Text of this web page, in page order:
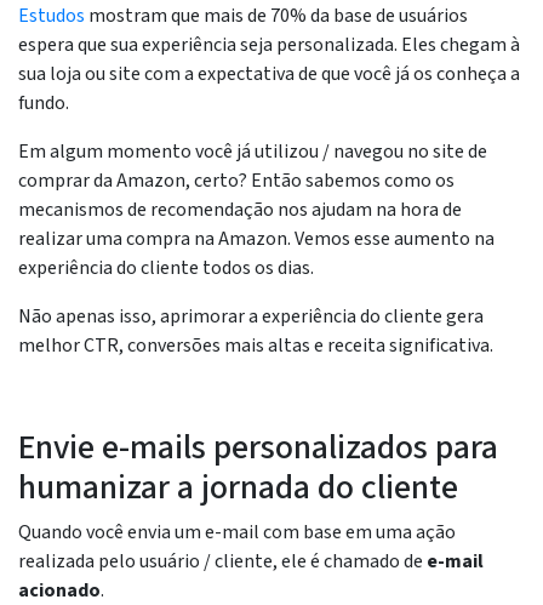
Estudos mostram que mais de 70% da base de usuários
espera que sua experiência seja personalizada. Eles chegam à
sua loja ou site com a expectativa de que você já os conheça a
fundo.
Em algum momento você já utilizou / navegou no site de
comprar da Amazon, certo? Então sabemos como os
mecanismos de recomendação nos ajudam na hora de
realizar uma compra na Amazon. Vemos esse aumento na
experiência do cliente todos os dias.
Não apenas isso, aprimorar a experiência do cliente gera
melhor CTR, conversões mais altas e receita significativa.
Envie e-mails personalizados para
humanizar a jornada do cliente
Quando você envia um e-mail com base em uma ação
realizada pelo usuário / cliente, ele é chamado de e-mail
acionado.